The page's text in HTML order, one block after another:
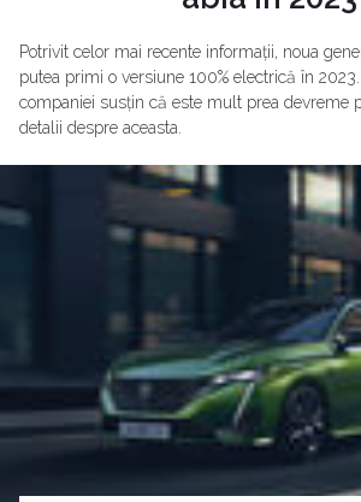
Potrivit celor mai recente informații, noua
putea primi o versiune 100% electrică în
companiei susțin că este mult prea devreme
detalii despre aceasta.